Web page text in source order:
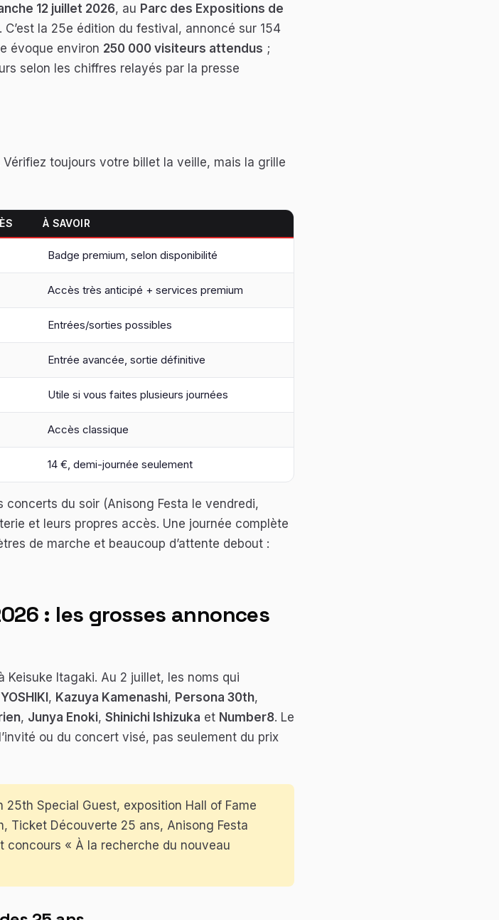
12 juillet 2026, au Parc des Expositions de
C’est la 25e édition du festival, annoncé sur 154
évoque environ 250 000 visiteurs attendus ;
selon les chiffres relayés par la presse
toujours votre billet la veille, mais la grille
À SAVOIR
Badge premium, selon disponibilité
Accès très anticipé + services premium
Entrées/sorties possibles
Entrée avancée, sortie définitive
Utile si vous faites plusieurs journées
Accès classique
14 €, demi-journée seulement
concerts du soir (Anisong Festa le vendredi,
et leurs propres accès. Une journée complète
de marche et beaucoup d’attente debout :
: les grosses annonces
Itagaki. Au 2 juillet, les noms qui
YOSHIKI , Kazuya Kamenashi, Persona 30th,
, Junya Enoki, Shinichi Ishizuka et Number8. Le
ou du concert visé, pas seulement du prix
25th Special Guest, exposition Hall of Fame
Ticket Découverte 25 ans, Anisong Festa
« À la recherche du nouveau